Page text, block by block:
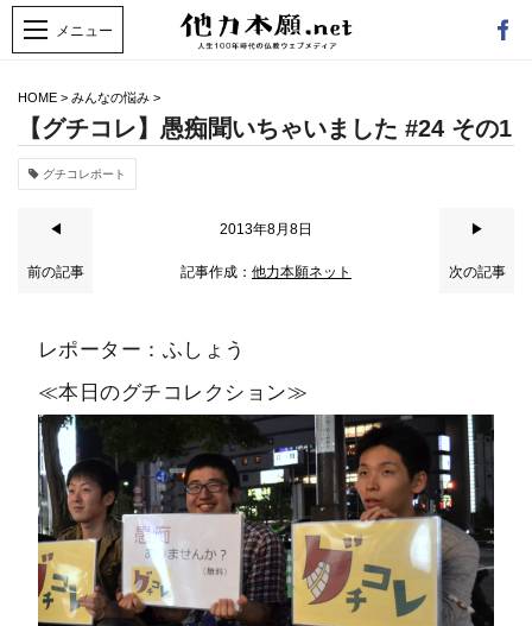
HOME > みんなの悩み >
【グチコレ】愚痴聞いちゃいました #24 その1
グチコレポート
◀
前の記事
2013年8月8日
記事作成： 他力本願ネット
▶
次の記事
レポーター：ふしょう
≪本日のグチコレクション≫